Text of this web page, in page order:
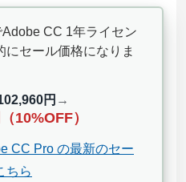
CC 1年ライセン
にセール価格になりま
円 →
10%OFF）
CC Pro の最新のセー
ちら